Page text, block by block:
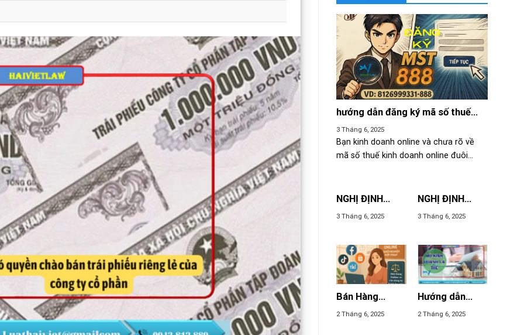
hướng dẫn đăng ký mã số thuế
3 Tháng 6, 2025
Bạn kinh doanh online và chưa rõ về
mã số thuế kinh doanh online đuôi...
NGHỊ ĐỊNH
CP VỀ HOẠT
MẠI MỘT CÁCH
ĐỘC LẬP
THƯỜNG
XUYÊN KHÔNG
PHẢI ĐĂNG KÝ
KINH DOANH
3 Tháng 6, 2025
NGHỊ ĐỊNH
CP VỀ THƯƠNG
3 Tháng 6, 2025
Bán Hàng
đăng Ký Kinh
2 Tháng 6, 2025
Hướng dẫn
kinh doanh cá
2 Tháng 6, 2025